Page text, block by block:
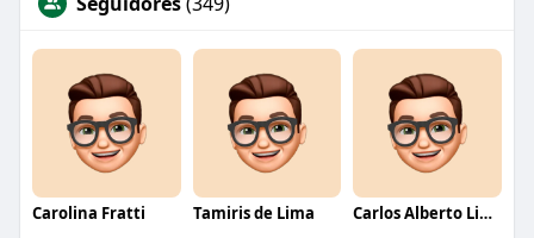
Carolina Fratti Tamiris de Lima Carlos Alberto Lima